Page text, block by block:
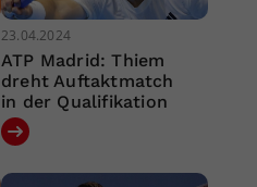
23.04.2024
ATP Madrid: Thiem
dreht Auftaktmatch
in der Qualifikation